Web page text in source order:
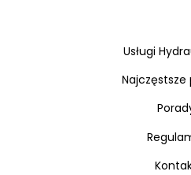
Usługi